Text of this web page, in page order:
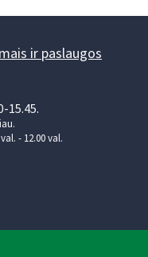
ir paslaugos
15.45.
- 12.00 val.